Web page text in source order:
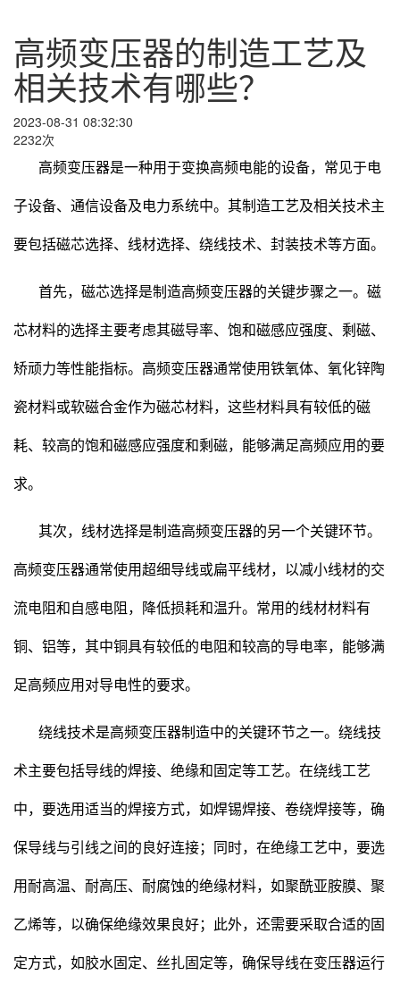
高频变压器的制造工艺及
相关技术有哪些？
2023-08-31 08:32:30
2232次
高频变压器是一种用于变换高频电能的设备，常见于电
子设备、通信设备及电力系统中。其制造工艺及相关技术主
要包括磁芯选择、线材选择、绕线技术、封装技术等方面。
首先，磁芯选择是制造高频变压器的关键步骤之一。磁
芯材料的选择主要考虑其磁导率、饱和磁感应强度、剩磁、
矫顽力等性能指标。高频变压器通常使用铁氧体、氧化锌陶
瓷材料或软磁合金作为磁芯材料，这些材料具有较低的磁
耗、较高的饱和磁感应强度和剩磁，能够满足高频应用的要
求。
其次，线材选择是制造高频变压器的另一个关键环节。
高频变压器通常使用超细导线或扁平线材，以减小线材的交
流电阻和自感电阻，降低损耗和温升。常用的线材材料有
铜、铝等，其中铜具有较低的电阻和较高的导电率，能够满
足高频应用对导电性的要求。
绕线技术是高频变压器制造中的关键环节之一。绕线技
术主要包括导线的焊接、绝缘和固定等工艺。在绕线工艺
中，要选用适当的焊接方式，如焊锡焊接、卷绕焊接等，确
保导线与引线之间的良好连接；同时，在绝缘工艺中，要选
用耐高温、耐高压、耐腐蚀的绝缘材料，如聚酰亚胺膜、聚
乙烯等，以确保绝缘效果良好；此外，还需要采取合适的固
定方式，如胶水固定、丝扎固定等，确保导线在变压器运行